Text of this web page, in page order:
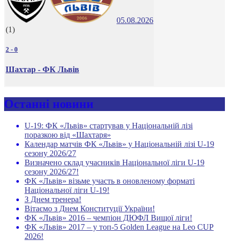
05.08.2026
(1)
2 - 0
Шахтар - ФК Львів
Останні новини
U-19: ФК «Львів» стартував у Національній лізі
поразкою від «Шахтаря»
Календар матчів ФК «Львів» у Національній лізі U-19
сезону 2026/27
Визначено склад учасників Національної ліги U-19
сезону 2026/27!
ФК «Львів» візьме участь в оновленому форматі
Національної ліги U-19!
З Днем тренера!
Вітаємо з Днем Конституції України!
ФК «Львів» 2016 – чемпіон ДЮФЛ Вищої ліги!
ФК «Львів» 2017 – у топ-5 Golden League на Leo CUP
2026!